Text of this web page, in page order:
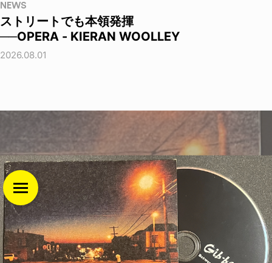
NEWS
ストリートでも本領発揮
──OPERA - KIERAN WOOLLEY
2026.08.01